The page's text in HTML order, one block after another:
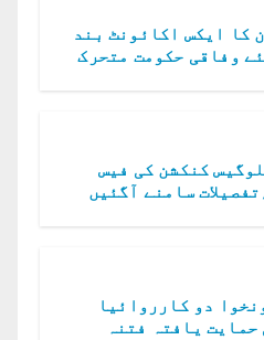
کا ایکس اکائونٹ بند
وفاقی حکومت متحرک
کنکشن کی فیس
سامنے آگئیں
دو کارروائیا
حمایت یافتہ فتنہ